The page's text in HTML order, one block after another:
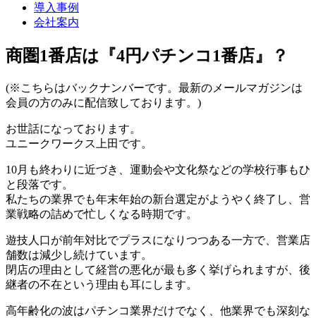
導入事例
会社案内
商圏1番店は『4円パチンコ1番店』？
(※こちらはバックナンバーです。最新のメールマガジンは
会員の方のみに配信致しております。)
お世話になっております。
ユニークワークス上田です。
10月も終わりに近づき、運動会や文化祭などの学校行事もひ
と段落です。
私たちの業界でも年末年始の新台選定がようやく終了し、営
業戦略の詰めで忙しくなる時期です。
遊技人口が前年対比でプラスになりつつある一方で、営業店
舗数は減少し続けています。
閉店の理由として経営の悪化が最も多く挙げられますが、後
継者の不在という理由も耳にします。
高年齢化の波はパチンコ業界だけでなく、他業界でも深刻な